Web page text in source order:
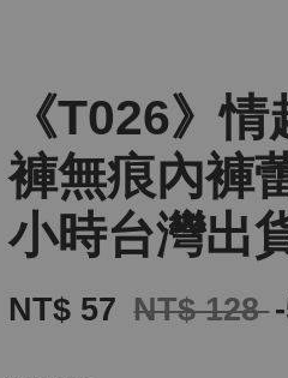
《T026》
褲無痕內褲
小時台灣出
NT$ 57 NT$ 128